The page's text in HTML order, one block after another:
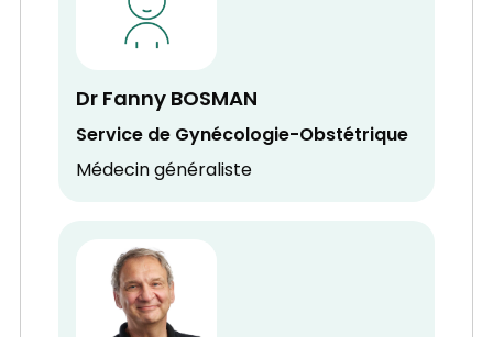
Dr Fanny BOSMAN
Service de Gynécologie-Obstétrique
Médecin généraliste